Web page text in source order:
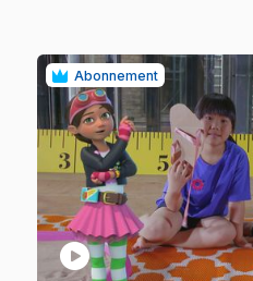
Abonnement
play_circle